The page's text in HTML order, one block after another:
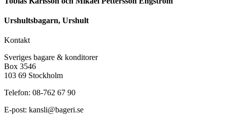
Urshultsbagarn, Urshult
Kontakt
Sveriges bagare & konditorer
Box 3546
103 69 Stockholm
Telefon: 08-762 67 90
E-post: kansli@bageri.se